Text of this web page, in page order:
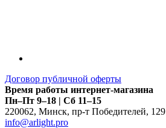
Договор публичной оферты
Время работы интернет-магазина
Пн–Пт 9–18 | Сб 11–15
220062, Минск, пр-т Победителей, 129
info@arlight.pro